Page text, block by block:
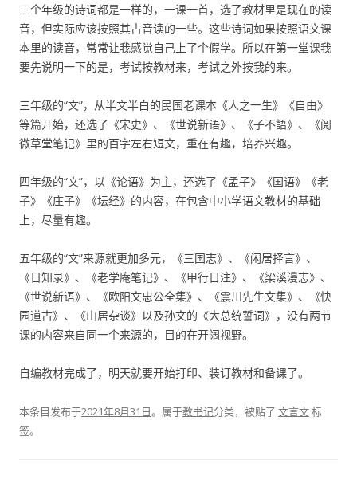
三个年级的诗词都是一样的，一课一首，选了教材里是现在的读
音，但实际应该按照其古音读的一些。这些诗词如果按照语文课
本里的读音，常常让我感觉自己上了个假学。所以在第一堂课我
要先说明一下的是，考试按教材来，考试之外按我的来。
三年级的“文”，从半文半白的民国老课本《人之一生》《自由》
等篇开始，还选了《宋史》、《世说新语》、《子不語》、《阅
微草堂笔记》里的百字左右短文，重在有趣，培养兴趣。
四年级的“文”，以《论语》为主，还选了《孟子》《国语》《老
子》《庄子》《坛经》的内容，在包含中小学语文教材的基础
上，尽量有趣。
五年级的“文”来源就更加多元，《三国志》、《闲居择言》、
《日知录》、《老学庵笔记》、《甲行日注》、《梁溪漫志》、
《世说新语》、《欧阳文忠公全集》、《震川先生文集》、《快
园道古》、《山居杂谈》以及孙文的《大总统誓词》，没有两节
课的内容来自同一个来源的，目的在开阔视野。
自编教材完成了，明天就要开始打印、装订教材和备课了。
本条目发布于2021年8月31日。属于教书记分类，被贴了 文言文标
签。